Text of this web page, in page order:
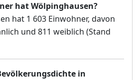
hat Wölpinghausen?
hat 1 603 Einwohner, davon
und 811 weiblich (Stand
in